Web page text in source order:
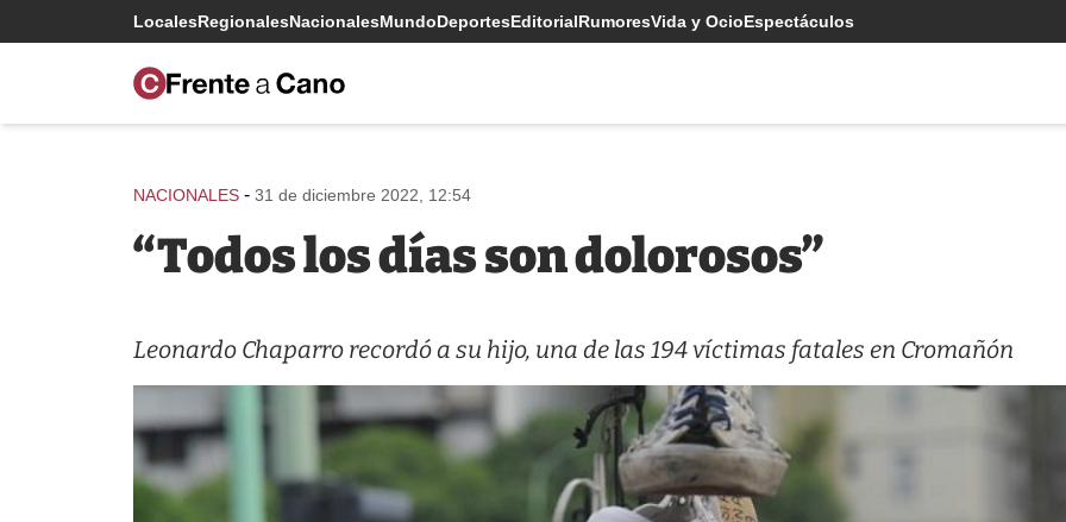
LocalesRegionalesNacionalesMundoDeportesEditorialRumoresVida y OcioEspectáculos
NACIONALES - 31 de diciembre 2022, 12:54
“Todos los días son dolorosos”
Leonardo Chaparro recordó a su hijo, una de las 194 víctimas fatales en Cromañón